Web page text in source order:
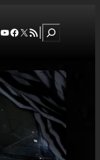
YouTube
Facebook
X RSS FeedSzukaj